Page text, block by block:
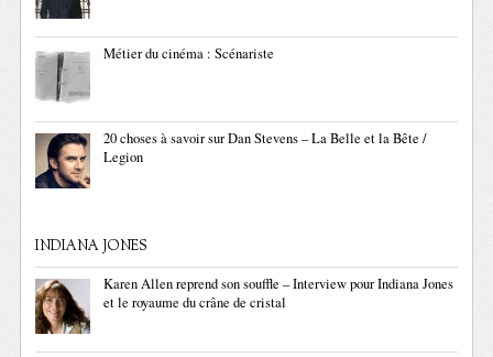
Métier du cinéma : Scénariste
20 choses à savoir sur Dan Stevens – La Belle et la Bête /
Legion
INDIANA JONES
Karen Allen reprend son souffle – Interview pour Indiana Jones
et le royaume du crâne de cristal